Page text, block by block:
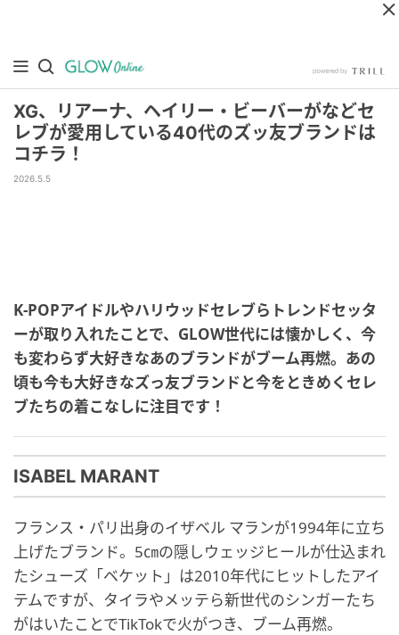
XG、リアーナ、ヘイリー・ビーバーがなどセ
レブが愛用している40代のズッ友ブランドは
コチラ！
2026.5.5
K-POPアイドルやハリウッドセレブらトレンドセッタ
ーが取り入れたことで、GLOW世代には懐かしく、今
も変わらず大好きなあのブランドがブーム再燃。あの
頃も今も大好きなズっ友ブランドと今をときめくセレ
ブたちの着こなしに注目です！
ISABEL MARANT
フランス・パリ出身のイザベル マランが1994年に立ち
上げたブランド。5㎝の隠しウェッジヒールが仕込まれ
たシューズ「ベケット」は2010年代にヒットしたアイ
テムですが、タイラやメッテら新世代のシンガーたち
がはいたことでTikTokで火がつき、ブーム再燃。